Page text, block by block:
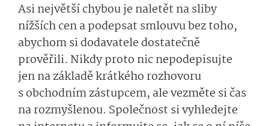
Asi největší chybou je naletět na sliby
nížších cen a podepsat smlouvu bez toho,
abychom si dodavatele dostatečně
prověřili. Nikdy proto nic nepodepisujte
jen na základě krátkého rozhovoru
s obchodním zástupcem, ale vezměte si čas
na rozmyšlenou. Společnost si vyhledejte